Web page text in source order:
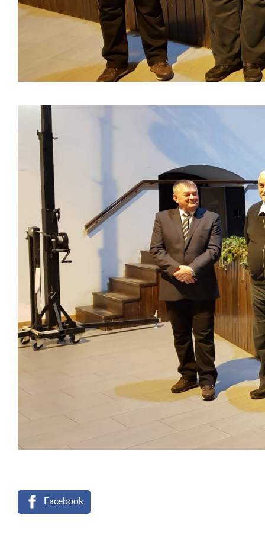
Facebook